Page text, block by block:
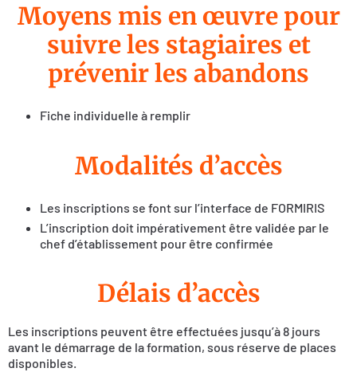
Moyens mis en œuvre pour
suivre les stagiaires et
prévenir les abandons
Fiche individuelle à remplir
Modalités d’accès
Les inscriptions se font sur l’interface de FORMIRIS
L’inscription doit impérativement être validée par le
chef d’établissement pour être confirmée
Délais d’accès
Les inscriptions peuvent être effectuées jusqu’à 8 jours
avant le démarrage de la formation, sous réserve de places
disponibles.